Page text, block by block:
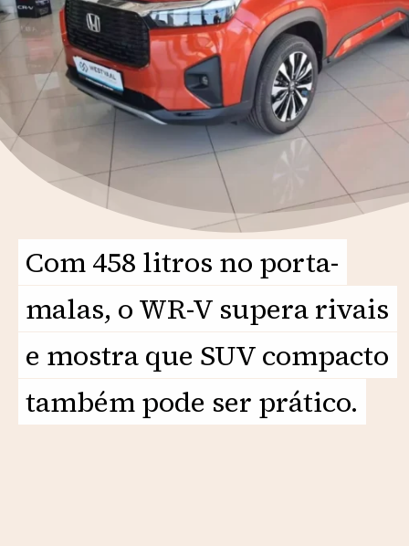
Com 458 litros no porta-
malas, o WR-V supera rivais
e mostra que SUV compacto
também pode ser prático.
Com 458 litros no porta-
malas, o WR-V supera rivais
e mostra que SUV compacto
também pode ser prático.